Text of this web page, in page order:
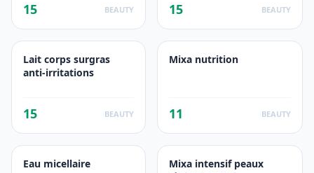
15 BEAUTY 15 BEAUTY
Lait corps surgras
anti-irritations
15 BEAUTY
Mixa nutrition
11 BEAUTY
Eau micellaire
Mixa intensif peaux